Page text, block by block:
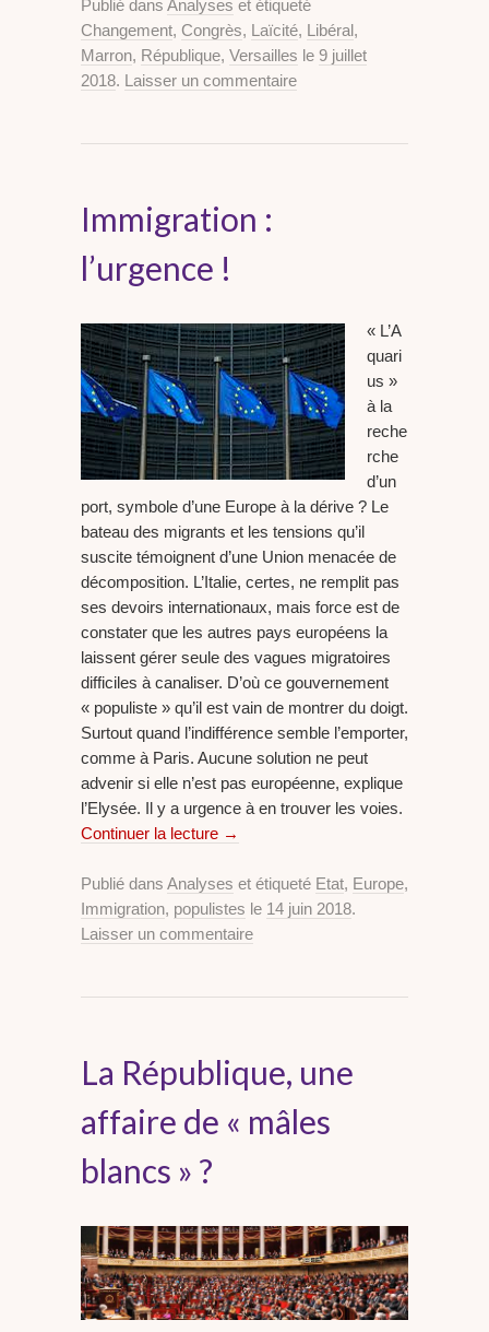
Publié dans Analyses et étiqueté
Changement, Congrès, Laïcité, Libéral,
Marron, République, Versailles le 9 juillet
2018. Laisser un commentaire
Immigration :
l’urgence !
« L’A
quari
us »
à la
reche
rche
d’un
port, symbole d’une Europe à la dérive ? Le
bateau des migrants et les tensions qu’il
suscite témoignent d’une Union menacée de
décomposition. L’Italie, certes, ne remplit pas
ses devoirs internationaux, mais force est de
constater que les autres pays européens la
laissent gérer seule des vagues migratoires
difficiles à canaliser. D’où ce gouvernement
« populiste » qu’il est vain de montrer du doigt.
Surtout quand l’indifférence semble l’emporter,
comme à Paris. Aucune solution ne peut
advenir si elle n’est pas européenne, explique
l’Elysée. Il y a urgence à en trouver les voies.
Continuer la lecture →
Publié dans Analyses et étiqueté Etat, Europe,
Immigration, populistes le 14 juin 2018.
Laisser un commentaire
La République, une
affaire de « mâles
blancs » ?